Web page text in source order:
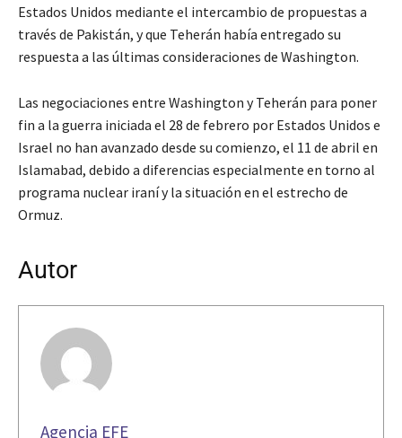
Estados Unidos mediante el intercambio de propuestas a
través de Pakistán, y que Teherán había entregado su
respuesta a las últimas consideraciones de Washington.
Las negociaciones entre Washington y Teherán para poner
fin a la guerra iniciada el 28 de febrero por Estados Unidos e
Israel no han avanzado desde su comienzo, el 11 de abril en
Islamabad, debido a diferencias especialmente en torno al
programa nuclear iraní y la situación en el estrecho de
Ormuz.
Autor
Agencia EFE